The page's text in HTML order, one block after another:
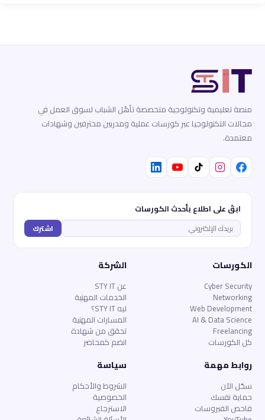
منصة تعليمية وتكنولوجية متخصصة تأهّل الشباب لسوق العمل في
مجالات التكنولوجيا عبر كورسات عملية ومدربين محترفين وشهادات
معتمدة.
ابقَ على اطلاع بأحدث الكورسات
اشترك
الكورسات
Cyber Security
Networking
Web Development
AI & Data Science
Freelancing
كل الكورسات
الشركة
عن STY IT
الخدمات المهنية
ليه STY IT؟
المسارات المهنية
تحقق من شهادة
انضم كمحاضر
روابط مهمة
سجّل الآن
حماية نفسك
فاحص الفيروسات
سياسة
الشروط والأحكام
الخصوصية
الاسترجاع